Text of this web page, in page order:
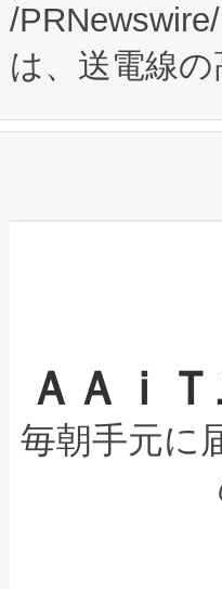
プログラム
に関する技
構造化トレ
上げおよび
設備整備お
加組織は、
選定された
取得できる
設には、3
最高経営責
す。「当社
ームを利用
きます。こ
た。 Voltaiq
定、統合、
安全性を追
増加してい
る電力網に
事業者の負
系統連系を
限を超えて
持できるよ
ービスレベ
テリー性能
念は、現在
ます。
/
は、送電線
や穀物倉庫
リューショ
したAvia 2
狭視野の
ケーブル、
なレーザー
な環境下で
キロメート
LiDAR for
は1535 nm
イズの小径
ＡＡｉ
毎朝手元に